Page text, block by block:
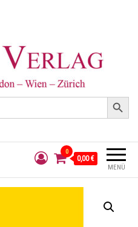
Search Button
MENÜ
0
0,00 €